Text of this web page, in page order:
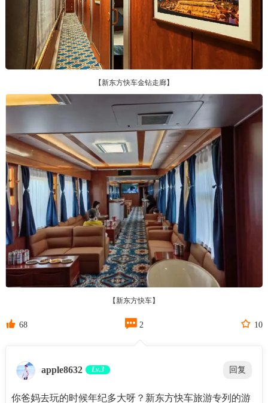
【新东方快车金钻走廊】
【新东方快车】
 68  2  10
apple8632 Lv.3 回复
你爸妈去玩的时候年纪多大呀？新东方快车旅游专列的游